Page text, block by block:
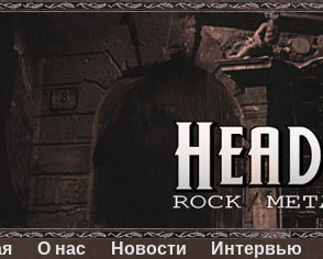
О нас Новости Интервью